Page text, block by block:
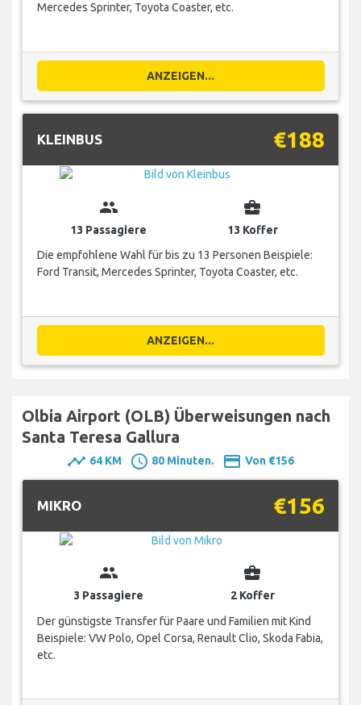
Mercedes Sprinter, Toyota Coaster, etc.
ANZEIGEN...
KLEINBUS €188
group
13 Passagiere
business_center
13 Koffer
Die empfohlene Wahl für bis zu 13 Personen Beispiele:
Ford Transit, Mercedes Sprinter, Toyota Coaster, etc.
ANZEIGEN...
Olbia Airport (OLB) Überweisungen nach
Santa Teresa Gallura
timeline 64 KM schedule 80 Minuten. payment Von €156
MIKRO €156
group
3 Passagiere
business_center
2 Koffer
Der günstigste Transfer für Paare und Familien mit Kind
Beispiele: VW Polo, Opel Corsa, Renault Clio, Skoda Fabia,
etc.